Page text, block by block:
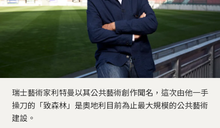
瑞士藝術家利特曼以其公共藝術創作聞名，這次由他一手
操刀的「致森林」是奧地利目前為止最大規模的公共藝術
建設。